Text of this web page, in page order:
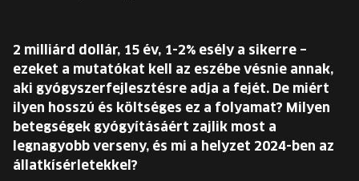
KARRIER
EURÓPA JÖVŐFESZTIVÁLJA
ELŐADÓK
2 milliárd dollár, 15 év, 1-2% esély a sikerre –
ezeket a mutatókat kell az eszébe vésnie annak,
aki gyógyszerfejlesztésre adja a fejét. De miért
ilyen hosszú és költséges ez a folyamat? Milyen
betegségek gyógyításáért zajlik most a
legnagyobb verseny, és mi a helyzet 2024-ben az
állatkísérletekkel?